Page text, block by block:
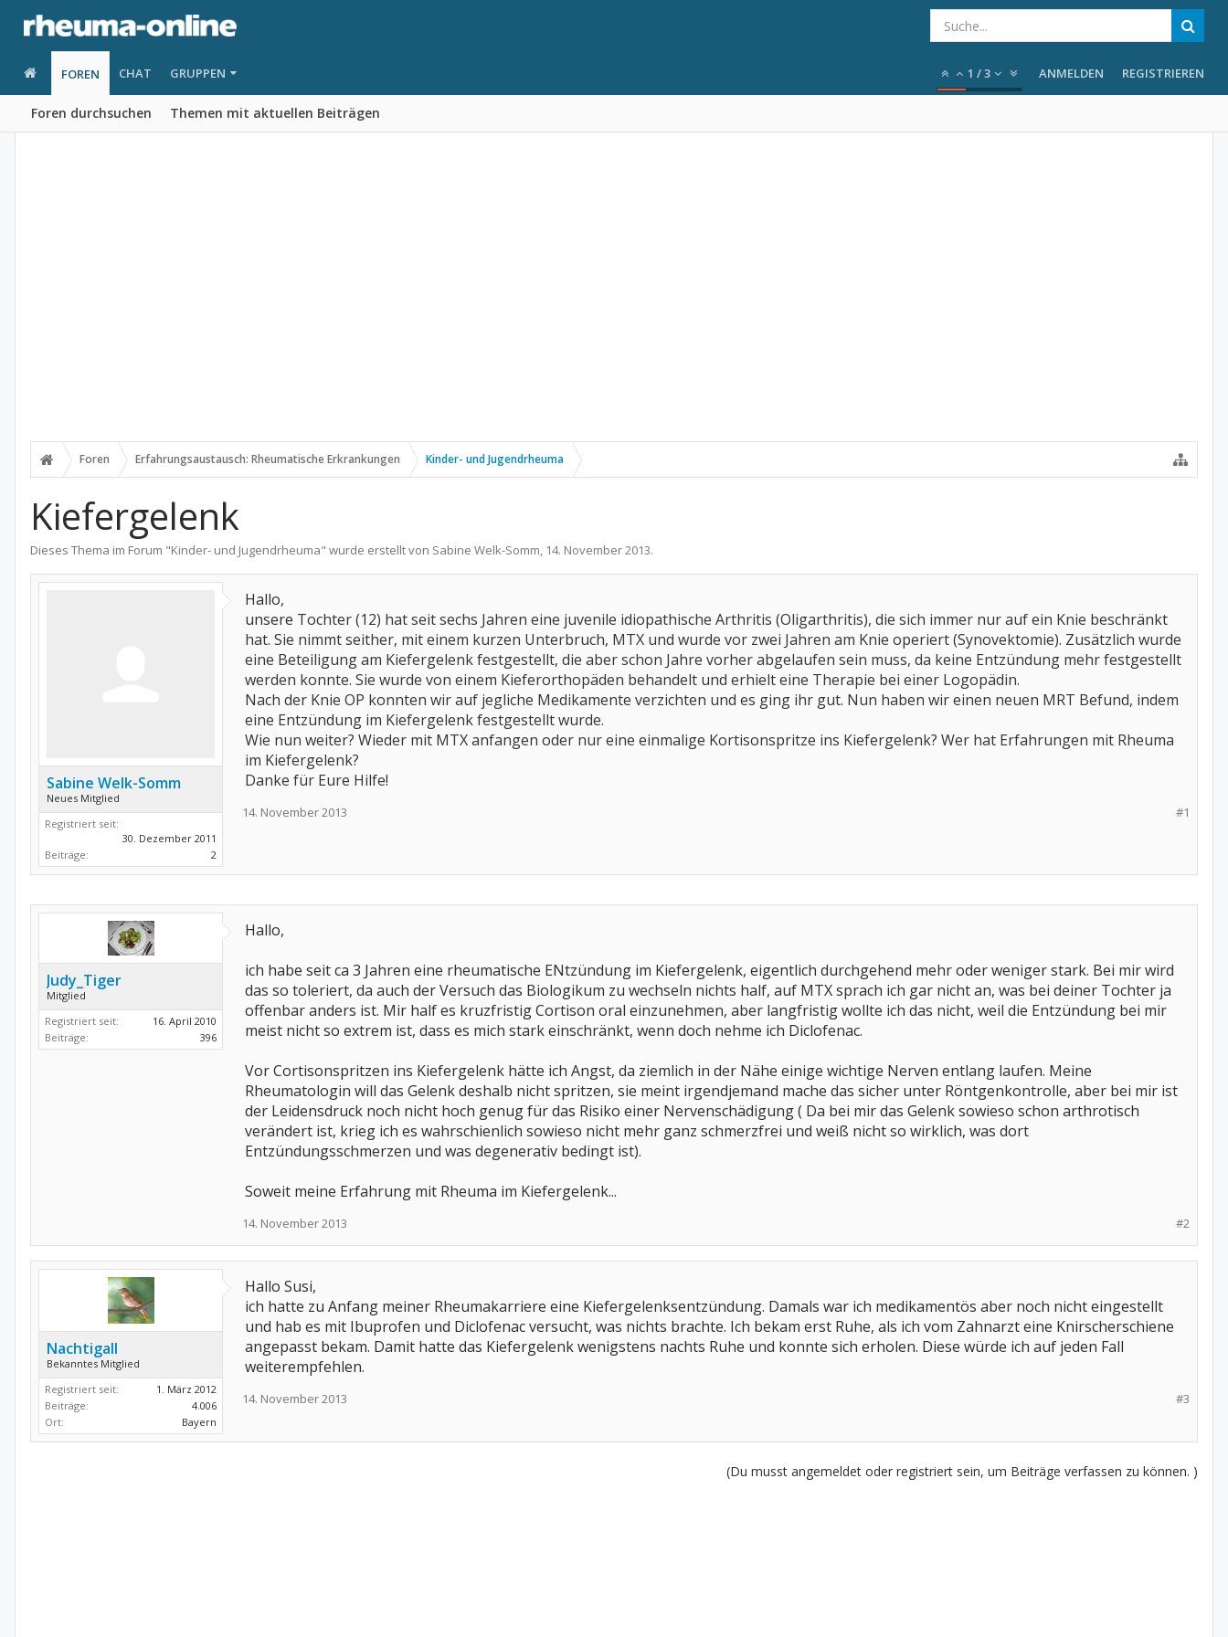
FOREN
Foren durchsuchen Themen mit aktuellen Beiträgen
CHAT GRUPPEN 1 /3 ANMELDEN REGISTRIEREN
Foren Erfahrungsaustausch: Rheumatische Erkrankungen Kinder- und Jugendrheuma
Kiefergelenk
Dieses Thema im Forum "Kinder- und Jugendrheuma" wurde erstellt von Sabine Welk-Somm, 14. November 2013.
Sabine Welk-Somm
Neues Mitglied
Registriert seit:
30. Dezember 2011
Beiträge:
2
Hallo,
unsere Tochter (12) hat seit sechs Jahren eine juvenile idiopathische Arthritis (Oligarthritis), die sich immer nur auf ein Knie beschränkt
hat. Sie nimmt seither, mit einem kurzen Unterbruch, MTX und wurde vor zwei Jahren am Knie operiert (Synovektomie). Zusätzlich wurde
eine Beteiligung am Kiefergelenk festgestellt, die aber schon Jahre vorher abgelaufen sein muss, da keine Entzündung mehr festgestellt
werden konnte. Sie wurde von einem Kieferorthopäden behandelt und erhielt eine Therapie bei einer Logopädin.
Nach der Knie OP konnten wir auf jegliche Medikamente verzichten und es ging ihr gut. Nun haben wir einen neuen MRT Befund, indem
eine Entzündung im Kiefergelenk festgestellt wurde.
Wie nun weiter? Wieder mit MTX anfangen oder nur eine einmalige Kortisonspritze ins Kiefergelenk? Wer hat Erfahrungen mit Rheuma
im Kiefergelenk?
Danke für Eure Hilfe!
#1
14. November 2013
Judy_Tiger
Mitglied
Registriert seit:
16. April 2010
Beiträge:
396
Hallo,
ich habe seit ca 3 Jahren eine rheumatische ENtzündung im Kiefergelenk, eigentlich durchgehend mehr oder weniger stark. Bei mir wird
das so toleriert, da auch der Versuch das Biologikum zu wechseln nichts half, auf MTX sprach ich gar nicht an, was bei deiner Tochter ja
offenbar anders ist. Mir half es kruzfristig Cortison oral einzunehmen, aber langfristig wollte ich das nicht, weil die Entzündung bei mir
meist nicht so extrem ist, dass es mich stark einschränkt, wenn doch nehme ich Diclofenac.
Vor Cortisonspritzen ins Kiefergelenk hätte ich Angst, da ziemlich in der Nähe einige wichtige Nerven entlang laufen. Meine
Rheumatologin will das Gelenk deshalb nicht spritzen, sie meint irgendjemand mache das sicher unter Röntgenkontrolle, aber bei mir ist
der Leidensdruck noch nicht hoch genug für das Risiko einer Nervenschädigung ( Da bei mir das Gelenk sowieso schon arthrotisch
verändert ist, krieg ich es wahrschienlich sowieso nicht mehr ganz schmerzfrei und weiß nicht so wirklich, was dort
Entzündungsschmerzen und was degenerativ bedingt ist).
Soweit meine Erfahrung mit Rheuma im Kiefergelenk...
#2
14. November 2013
Nachtigall
Bekanntes Mitglied
Registriert seit:
1. März 2012
Beiträge:
4.006
Ort:
Bayern
Hallo Susi,
ich hatte zu Anfang meiner Rheumakarriere eine Kiefergelenksentzündung. Damals war ich medikamentös aber noch nicht eingestellt
und hab es mit Ibuprofen und Diclofenac versucht, was nichts brachte. Ich bekam erst Ruhe, als ich vom Zahnarzt eine Knirscherschiene
angepasst bekam. Damit hatte das Kiefergelenk wenigstens nachts Ruhe und konnte sich erholen. Diese würde ich auf jeden Fall
weiterempfehlen.
#3
14. November 2013
(Du musst angemeldet oder registriert sein, um Beiträge verfassen zu können. )